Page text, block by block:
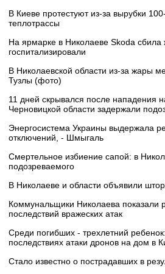
В Киеве протестуют из-за вырубки
теплотрассы
На ярмарке в Николаеве Skoda
госпитализировали
В Николаевской области из-за жары
Тузлы (фото)
11 дней скрывался после нападения
Черновицкой области задержали
Энергосистема Украины выдержала
отключений, - Шмыгаль
Смертельное избиение сапой: в
подозреваемого
В Николаеве и области объявили
Коммунальщики Николаева показали
последствий вражеских атак
Среди погибших - трехлетний
последствиях атаки дронов на дом в
Стало известно о пострадавших в